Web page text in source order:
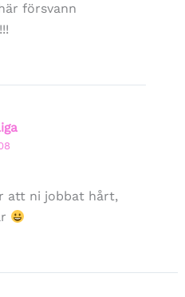
försvann
att ni jobbat hårt,